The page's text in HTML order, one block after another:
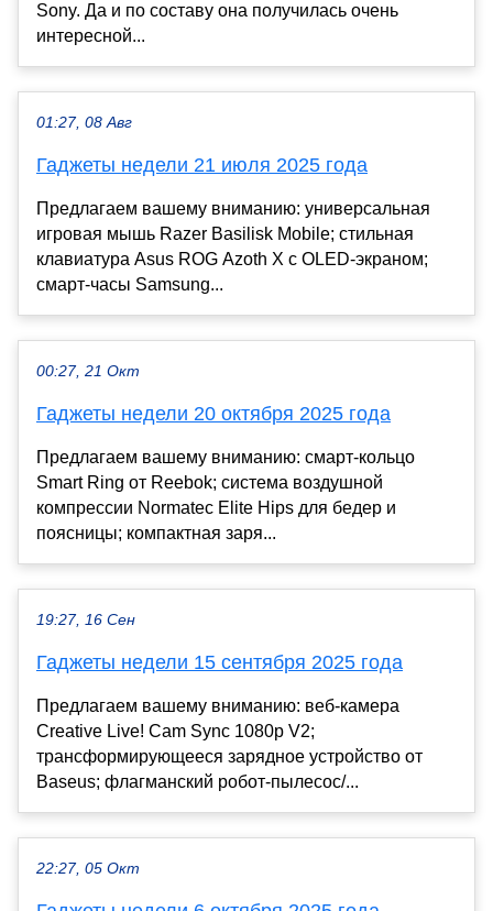
Sony. Да и по составу она получилась очень
интересной...
01:27, 08 Авг
Гаджеты недели 21 июля 2025 года
Предлагаем вашему вниманию: универсальная
игровая мышь Razer Basilisk Mobile; стильная
клавиатура Asus ROG Azoth X с OLED-экраном;
смарт-часы Samsung...
00:27, 21 Окт
Гаджеты недели 20 октября 2025 года
Предлагаем вашему вниманию: смарт-кольцо
Smart Ring от Reebok; система воздушной
компрессии Normatec Elite Hips для бедер и
поясницы; компактная заря...
19:27, 16 Сен
Гаджеты недели 15 сентября 2025 года
Предлагаем вашему вниманию: веб-камера
Creative Live! Cam Sync 1080p V2;
трансформирующееся зарядное устройство от
Baseus; флагманский робот-пылесос/...
22:27, 05 Окт